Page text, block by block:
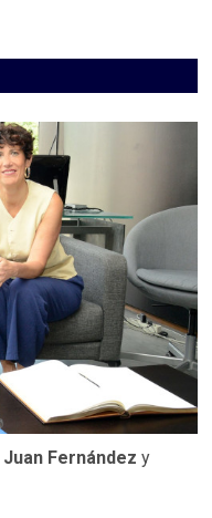
Juan Fernández y